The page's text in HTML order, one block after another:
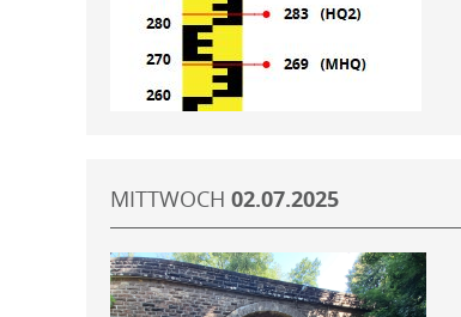
MITTWOCH 02.07.2025